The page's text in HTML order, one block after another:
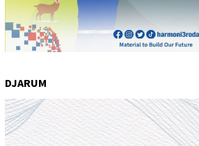
DJARUM